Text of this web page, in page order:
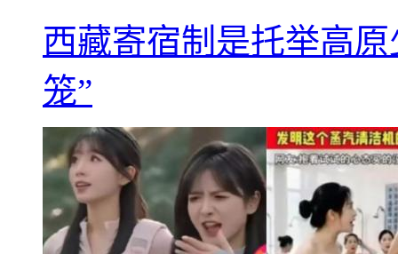
西藏寄宿制是托举高
笼”